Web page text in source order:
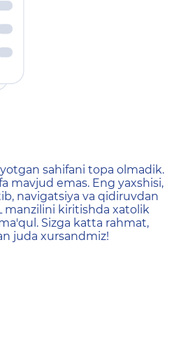
не
sahifani topa olmadik.
mavjud emas. Eng yaxshisi,
navigatsiya va qidiruvdan
manzilini kiritishda xatolik
Sizga katta rahmat,
juda xursandmiz!